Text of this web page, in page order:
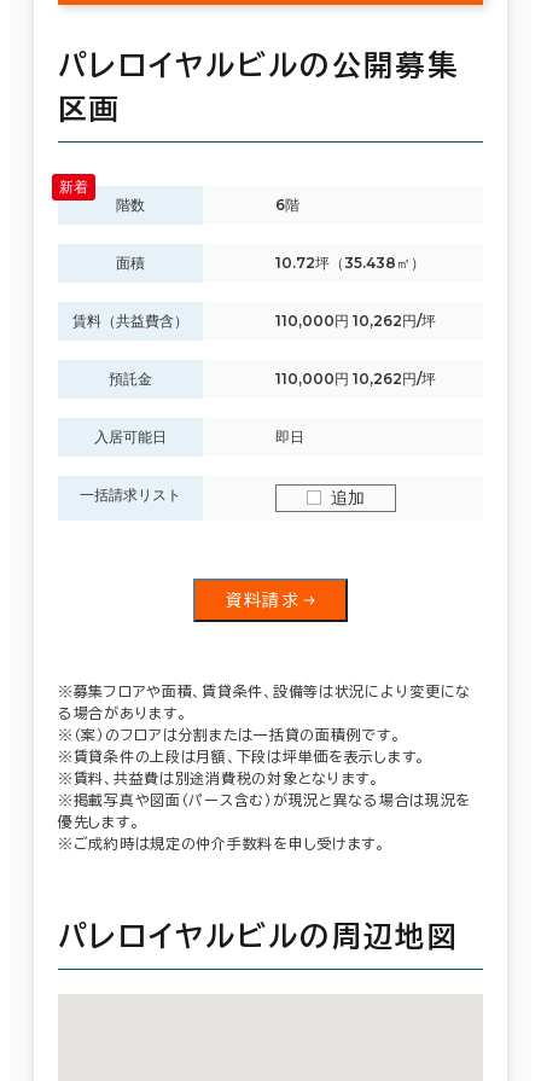
パレロイヤルビルの公開募集
区画
階数 6階
面積 10.72坪（35.438㎡）
賃料（共益費含） 110,000円 10,262円/坪
預託金 110,000円 10,262円/坪
入居可能日 即日
一括請求リスト 追加
資料請求
※募集フロアや面積、賃貸条件、設備等は状況により変更にな
る場合があります。
※（案）のフロアは分割または一括貸の面積例です。
※賃貸条件の上段は月額、下段は坪単価を表示します。
※賃料、共益費は別途消費税の対象となります。
※掲載写真や図面（パース含む）が現況と異なる場合は現況を
優先します。
※ご成約時は規定の仲介手数料を申し受けます。
パレロイヤルビルの周辺地図